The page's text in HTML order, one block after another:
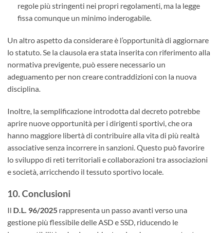
regole più stringenti nei propri regolamenti, ma la legge
fissa comunque un minimo inderogabile.
Un altro aspetto da considerare è l’opportunità di aggiornare
lo statuto. Se la clausola era stata inserita con riferimento alla
normativa previgente, può essere necessario un
adeguamento per non creare contraddizioni con la nuova
disciplina.
Inoltre, la semplificazione introdotta dal decreto potrebbe
aprire nuove opportunità per i dirigenti sportivi, che ora
hanno maggiore libertà di contribuire alla vita di più realtà
associative senza incorrere in sanzioni. Questo può favorire
lo sviluppo di reti territoriali e collaborazioni tra associazioni
e società, arricchendo il tessuto sportivo locale.
10. Conclusioni
Il D.L. 96/2025 rappresenta un passo avanti verso una
gestione più flessibile delle ASD e SSD, riducendo le